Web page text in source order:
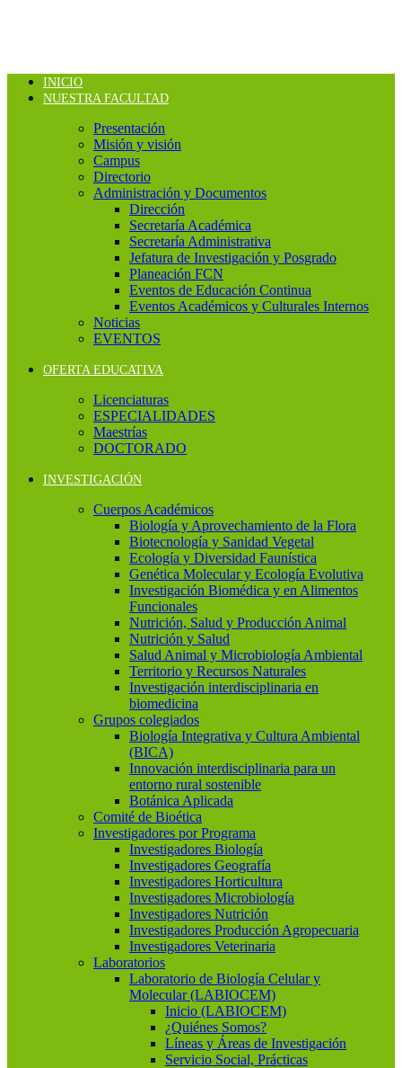
INICIO
NUESTRA FACULTAD
Presentación
Misión y visión
Campus
Directorio
Administración y Documentos
Dirección
Secretaría Académica
Secretaría Administrativa
Jefatura de Investigación y Posgrado
Planeación FCN
Eventos de Educación Continua
Eventos Académicos y Culturales Internos
Noticias
EVENTOS
OFERTA EDUCATIVA
Licenciaturas
ESPECIALIDADES
Maestrías
DOCTORADO
INVESTIGACIÓN
Cuerpos Académicos
Biología y Aprovechamiento de la Flora
Biotecnología y Sanidad Vegetal
Ecología y Diversidad Faunística
Genética Molecular y Ecología Evolutiva
Investigación Biomédica y en Alimentos
Funcionales
Nutrición, Salud y Producción Animal
Nutrición y Salud
Salud Animal y Microbiología Ambiental
Territorio y Recursos Naturales
Investigación interdisciplinaria en
biomedicina
Grupos colegiados
Biología Integrativa y Cultura Ambiental
(BICA)
Innovación interdisciplinaria para un
entorno rural sostenible
Botánica Aplicada
Comité de Bioética
Investigadores por Programa
Investigadores Biología
Investigadores Geografía
Investigadores Horticultura
Investigadores Microbiología
Investigadores Nutrición
Investigadores Producción Agropecuaria
Investigadores Veterinaria
Laboratorios
Laboratorio de Biología Celular y
Molecular (LABIOCEM)
Inicio (LABIOCEM)
¿Quiénes Somos?
Líneas y Áreas de Investigación
Servicio Social, Prácticas